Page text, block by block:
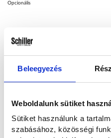
Beleegyezés
Weboldalunk sütiket
Sütiket használunk a
szabásához, közösségi
Opcionális
Emailben és
Elolvastam és hozzájárulok a